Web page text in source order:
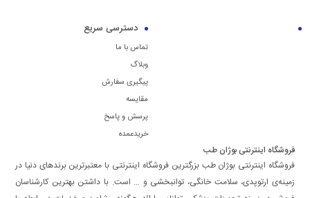
دسترسی سریع
تماس با ما
وبلاگ
پیگیری سفارش
مقایسه
پرسش و پاسخ
خریدعمده
فروشگاه اینترنتی بوژان طب
فروشگاه اینترنتی بوژان طب بزرگترین فروشگاه اینترنتی با معتبرترین برندهای دنیا در
زمینه‌ی ارتوپدی، سلامت خانگی، توانبخشی و … است. با داشتن بهترین کارشناسان